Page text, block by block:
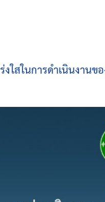
ใสในการดำเนินงา